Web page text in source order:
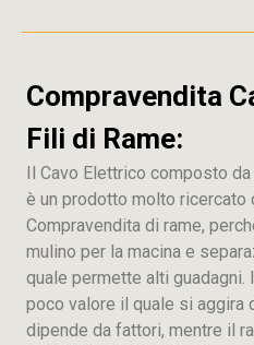
Compravendita
Fili di Rame:
Il Cavo Elettrico composto
è un prodotto molto ricercato
Compravendita di rame,
mulino per la macina e
quale permette alti guadagni.
poco valore il quale si aggira
dipende da fattori, mentre il